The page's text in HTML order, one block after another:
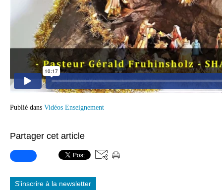
Publié dans Vidéos Enseignement
Partager cet article
S'inscrire à la newsletter